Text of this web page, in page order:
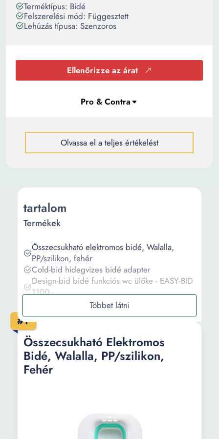
Terméktípus: Bidé
Felszerelési mód: Függesztett
Lehúzás típusa: Szenzoros
Ellenőrizze az árat
Olvassa el a teljes értékelést
#1
Összecsukható Elektromos
Bidé, Walalla, PP/szilikon,
Fehér
tartalom
Termékek
Összecsukható elektromos bidé, Walalla,
PP/szilikon, fehér
Cold-bid hidegvizes bidé adapter
Design-bid bidé funkciós wc ülőke - EASY-BID
1100 -
Elektromos bidé DIB-J850R
Elektromos bidé DIB-J830
Információ
Vásárlási útmutató
Gyakori kérdések